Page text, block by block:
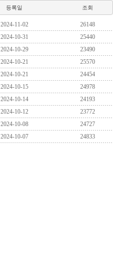
등록일 조회
2024-11-02
26148
2024-10-31
25440
2024-10-29
23490
2024-10-21
25570
2024-10-21
24454
2024-10-15
24978
2024-10-14
24193
2024-10-12
23772
2024-10-08
24727
2024-10-07 24833